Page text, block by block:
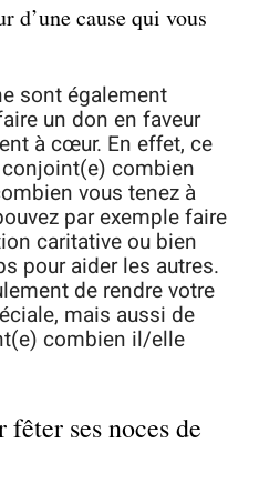
d’une cause qui vous
sont également
un don en faveur
à cœur. En effet, ce
combien
vous tenez à
par exemple faire
caritative ou bien
pour aider les autres.
de rendre votre
mais aussi de
combien il/elle
ses noces de